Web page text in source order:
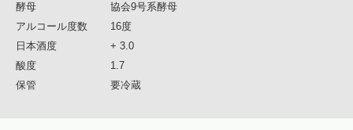
酵母
協会9号系酵母
アルコール度数
16度
日本酒度
+ 3.0
酸度
1.7
保管
要冷蔵